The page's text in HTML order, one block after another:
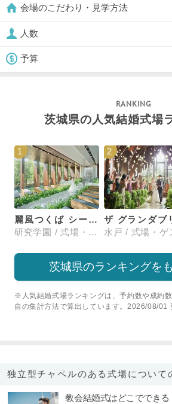
会場のこだわり・見学方法
人数
予算
茨城県の人気結婚式場
1
麗風つくば シーズンズテラス
研究学園 / 式場・ゲストハウス
2
茨城県のランキングを
※人気結婚式場ランキングは、予約数や成約
自の集計方法で算出しています。2026/08/01
独立型チャペルのある式場について
教会結婚式はどこででき